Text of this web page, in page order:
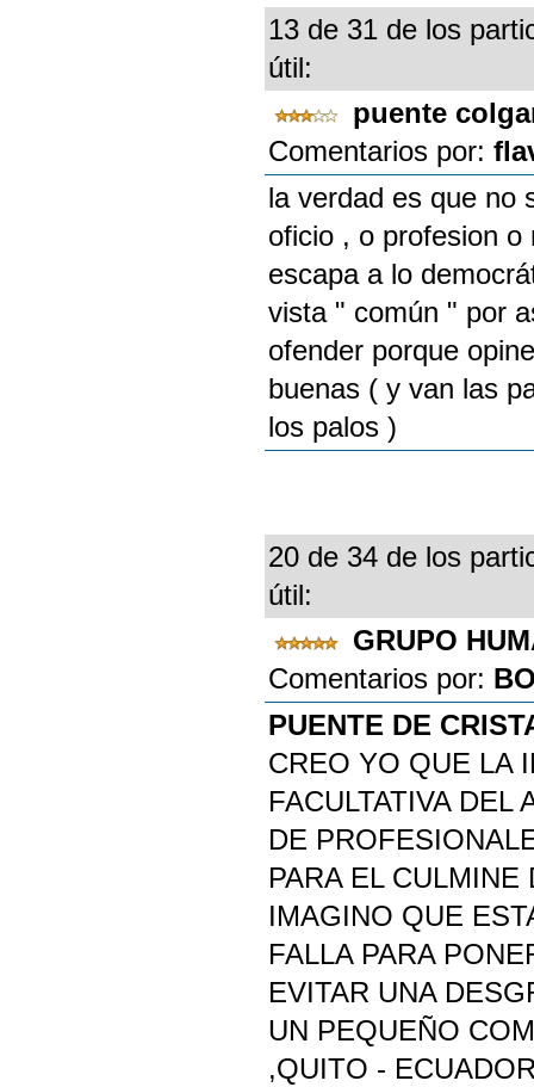
13 de 31 de los
útil:
puente
Comentarios por:
la verdad es que no
oficio , o profesion o
escapa a lo
vista " común " por
ofender porque
buenas ( y van las
los palos )
20 de 34 de los
útil:
GRUPO
Comentarios por:
PUENTE DE
CREO YO QUE LA
FACULTATIVA
DE
PARA EL
IMAGINO QUE
FALLA PARA
EVITAR UNA
UN PEQUEÑO
,QUITO -